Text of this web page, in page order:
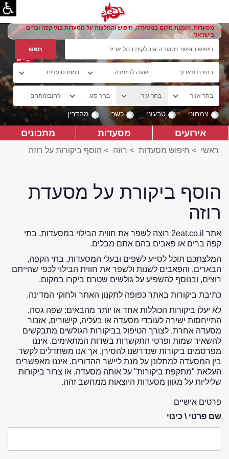
מסעדות, הזמנת מקום במסעדה, חיפוש והמלצות על מסעדות בתי קפה וברים
בישראל
צמחוני טבעוני כשר מהדרין
אירועים מסעדות מתכונים
ראשי > חיפוש מסעדות > רוזה > הוסף ביקורות על רוזה
הוסף ביקורת על מסעדת
רוזה
אתר 2eat.co.il רוצה לשפר את חווית הבילוי במסעדות, בתי
קפה ברים או פאבים בהם אתם מבלים.
המלצתכם תוכל לסייע לשפים ובעלי המסעדות, בתי הקפה,
הבארים, והפאבים לשנות ולשפר את חווית הבילוי לכפי שהייתם
רוצים, ובנוסף להשפיע על גולשים שטרם ביקרו במקום.
כתיבת ביקורות באתר כפופה לתקנון האתר ולחוקי המדינה.
לא יעלו ביקורות הכוללות אחד או יותר מהבאים: שפה גסה,
התייחסות ישירה לעובדי מסעדה או בעליה, קישורים, אזכור
מסעדה אחרת. לצורך הטיפול בביקורות הגולשים מתבקשים
להשאיר שמות ופרטי התקשרות בשדות המתאימים. איננו
מפרסמים ביקורות שנדרשנו להסירן, אך אנו משתדלים לקשר
בין המסעדה למתלונן על מנת ליישר ההדורים. איננו מאפשרים
העלאת "מתקפת ביקורות" על אותה מסעדה, או צרור ביקורות
שליליות על מגוון מסעדות היוצאות ממחשב זהה.
פרטים אישיים
שם פרטי \ כינוי